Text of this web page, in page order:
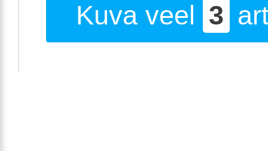
Kuva veel 3